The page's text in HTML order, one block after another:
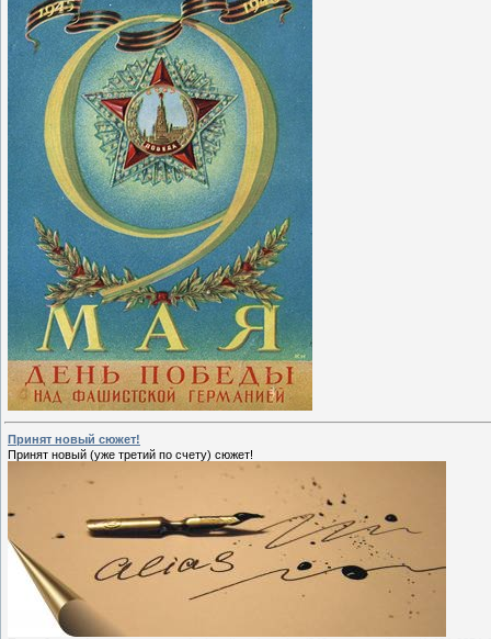
Принят новый сюжет!
Принят новый (уже третий по счету) сюжет!